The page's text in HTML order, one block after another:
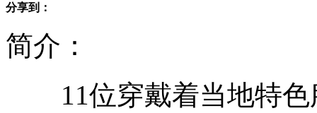
实拍英选手夺金BBC演播室主持人失控
分享到：
简介：
11位穿戴着当地特色